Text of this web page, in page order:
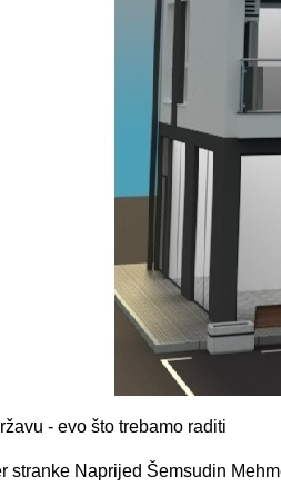
stranke Naprijed Šemsudin